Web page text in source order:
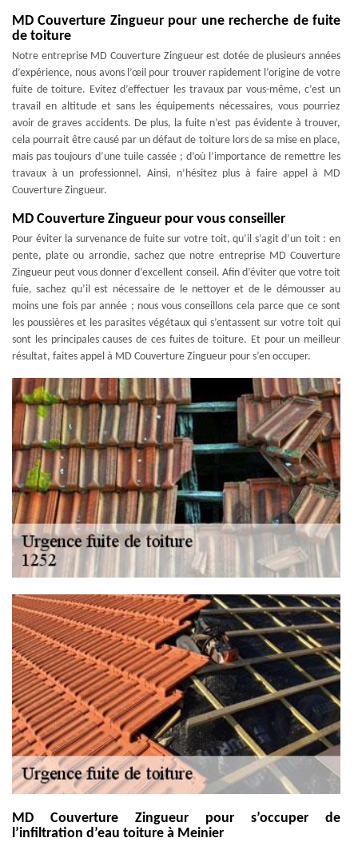
MD Couverture Zingueur pour une recherche de fuite
de toiture
Notre entreprise MD Couverture Zingueur est dotée de plusieurs années
d’expérience, nous avons l’œil pour trouver rapidement l’origine de votre
fuite de toiture. Evitez d’effectuer les travaux par vous-même, c’est un
travail en altitude et sans les équipements nécessaires, vous pourriez
avoir de graves accidents. De plus, la fuite n’est pas évidente à trouver,
cela pourrait être causé par un défaut de toiture lors de sa mise en place,
mais pas toujours d’une tuile cassée ; d’où l’importance de remettre les
travaux à un professionnel. Ainsi, n’hésitez plus à faire appel à MD
Couverture Zingueur.
MD Couverture Zingueur pour vous conseiller
Pour éviter la survenance de fuite sur votre toit, qu’il s’agit d’un toit : en
pente, plate ou arrondie, sachez que notre entreprise MD Couverture
Zingueur peut vous donner d’excellent conseil. Afin d’éviter que votre toit
fuie, sachez qu’il est nécessaire de le nettoyer et de le démousser au
moins une fois par année ; nous vous conseillons cela parce que ce sont
les poussières et les parasites végétaux qui s’entassent sur votre toit qui
sont les principales causes de ces fuites de toiture. Et pour un meilleur
résultat, faites appel à MD Couverture Zingueur pour s’en occuper.
MD Couverture Zingueur pour s’occuper de
l’infiltration d’eau toiture à Meinier